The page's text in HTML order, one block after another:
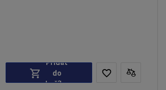
Přidat
do
košíku